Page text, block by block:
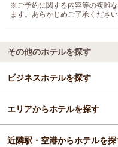
※ご予約に関する内容等の複雑
ます。あらかじめご了承ください
その他のホテルを探す
ビジネスホテルを探す
秋田県
横手・鳥海
エリアからホテルを探す
秋田県
近隣駅・空港からホテルを探